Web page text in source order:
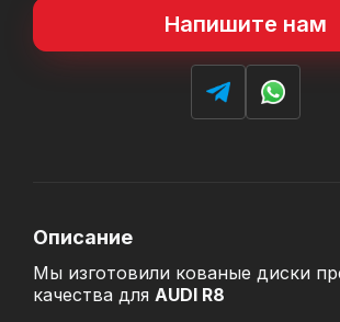
Напишите нам
Описание
Мы изготовили кованые диски
качества для AUDI R8